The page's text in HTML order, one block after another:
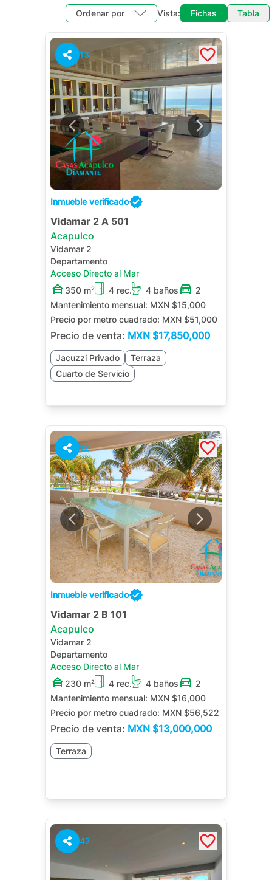
Ordenar por Vista: Fichas Tabla
13
Inmueble verificado
Vidamar 2 A 501
Acapulco
Vidamar 2
Departamento
Acceso Directo al Mar
350 m²
4 rec. 4 baños
2
Mantenimiento mensual: MXN $15,000
Precio por metro cuadrado: MXN $51,000
Precio de venta: MXN $17,850,000
Jacuzzi Privado
Terraza
Cuarto de Servicio
12
Inmueble verificado
Vidamar 2 B 101
Acapulco
Vidamar 2
Departamento
Acceso Directo al Mar
230 m²
4 rec. 4 baños
2
Mantenimiento mensual: MXN $16,000
Precio por metro cuadrado: MXN $56,522
Precio de venta: MXN $13,000,000
Terraza
42